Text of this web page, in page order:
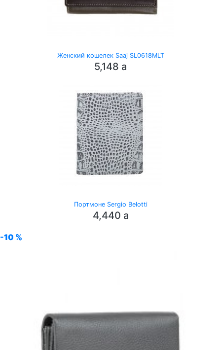
Женский кошелек Saaj SL0618MLT
5,148 a
Портмоне Sergio Belotti
4,440 a
-10 %